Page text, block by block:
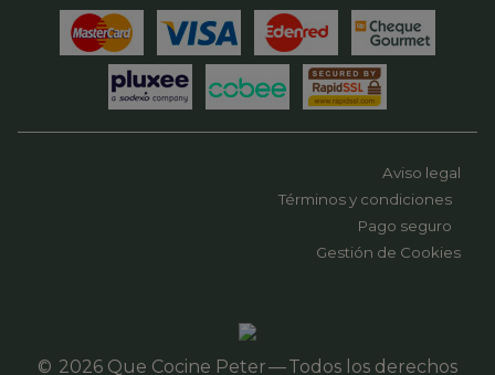
Aviso legal
Términos y condiciones
Pago seguro
Gestión de Cookies
© 2026 Que Cocine Peter — Todos los derechos